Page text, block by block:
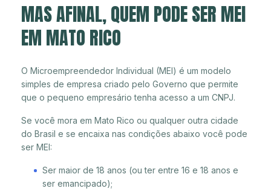
MAS AFINAL, QUEM PODE SER MEI
EM MATO RICO
O Microempreendedor Individual (MEI) é um modelo
simples de empresa criado pelo Governo que permite
que o pequeno empresário tenha acesso a um CNPJ.
Se você mora em Mato Rico ou qualquer outra cidade
do Brasil e se encaixa nas condições abaixo você pode
ser MEI:
Ser maior de 18 anos (ou ter entre 16 e 18 anos e
ser emancipado);